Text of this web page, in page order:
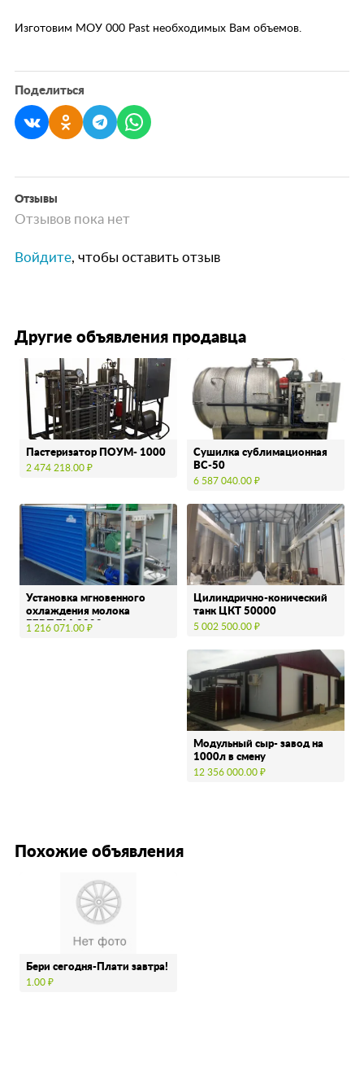
Изготовим МОУ 000 Past необходимых Вам объемов.
Поделиться
Отзывы
Отзывов пока нет
Войдите, чтобы оставить отзыв
Другие объявления продавца
Пастеризатор ПОУМ- 1000
2 474 218.00 ₽
Сушилка сублимационная
ВС-50
6 587 040.00 ₽
Установка мгновенного
охлаждения молока
ГЛВПЛМ-3000
1 216 071.00 ₽
Цилиндрично-конический
танк ЦКТ 50000
5 002 500.00 ₽
Модульный сыр- завод на
1000л в смену
12 356 000.00 ₽
Похожие объявления
Бери сегодня-Плати завтра!
1.00 ₽